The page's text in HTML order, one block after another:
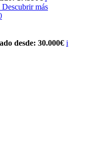
Descubrir más
desde: 30.000€ i